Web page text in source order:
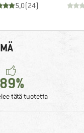
5,0(24)
89%
tätä tuotetta